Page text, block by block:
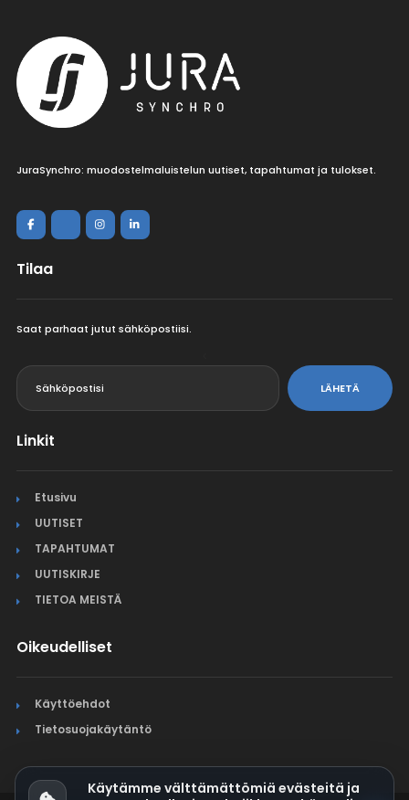
JuraSynchro: muodostelmaluistelun uutiset, tapahtumat ja tulokset.
Tilaa
Saat parhaat jutut sähköpostiisi.
LÄHETÄ
Linkit
Etusivu
UUTISET
TAPAHTUMAT
UUTISKIRJE
TIETOA MEISTÄ
Oikeudelliset
Käyttöehdot
Tietosuojakäytäntö
Käytämme välttämättömiä evästeitä ja